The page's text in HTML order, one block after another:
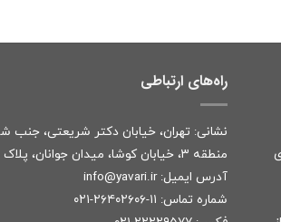
راه‌های ارتباطی
نشانی: تهران، خیابان دکتر شریعتی، جنب
منطقه ۳، خیابان کوشا، میدان جوانان، پلاک ۵
آدرس ایمیل: info@yavari.ir
شماره تماس: ۱۱-۲۶۴۰۲۶۰۶-۰۲۱